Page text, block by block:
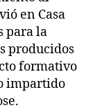
en Casa
para la
producidos
formativo
impartido